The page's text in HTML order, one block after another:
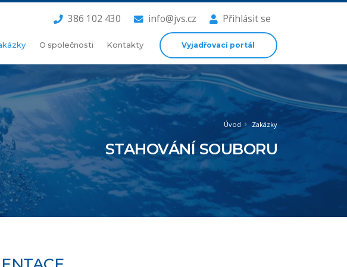
386 102 430 info@jvs.cz Přihlásit se
O společnosti Kontakty Vyjadřovací portál
Úvod Zakázky
STAHOVÁNÍ SOUBORU